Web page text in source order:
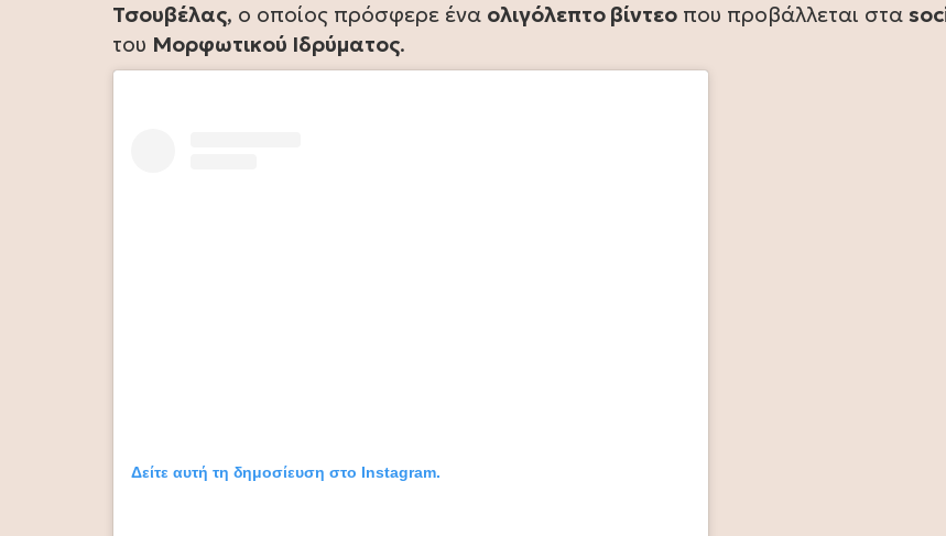
Τσουβέλας, ο οποίος πρόσφερε ένα ολιγόλεπτο βίντεο που προβάλλεται στα
του Μορφωτικού Ιδρύματος.
Δείτε αυτή τη δημοσίευση στο Instagram.